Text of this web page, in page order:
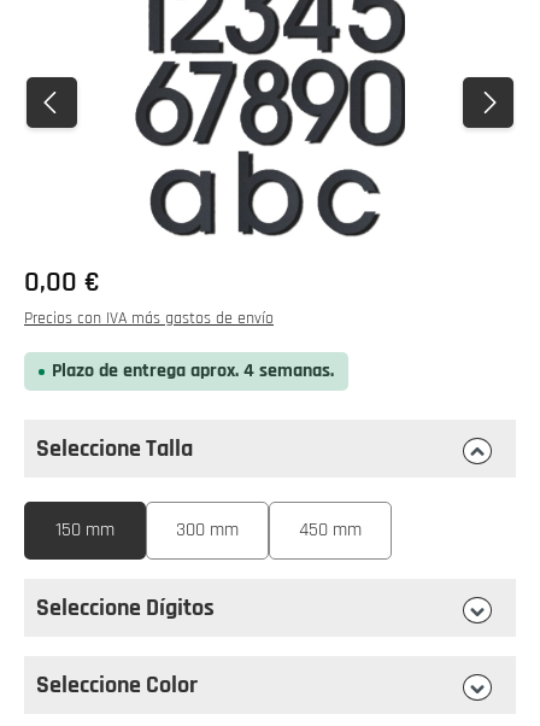
0,00 €
Precios con IVA más gastos de envío
Plazo de entrega aprox. 4 semanas.
Seleccione Talla
Seleccione
Talla
150 mm 300 mm 450 mm
Seleccione Dígitos
Seleccione Color